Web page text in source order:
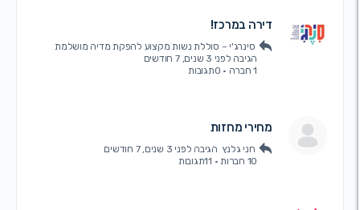
דירה במרכז!
סינרג'י – סוללת נשות מקצוע להפקת מדיה מושלמת
לפני 3 שנים, 7 חודשים
0תגובות
מחירי מחזות
חני גלנץ הגיבהלפני 3 שנים, 7 חודשים
·11תגובות